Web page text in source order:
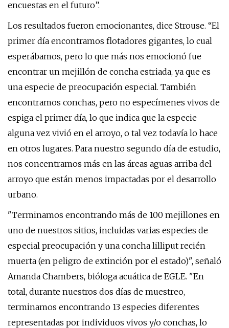
encuestas en el futuro”.
Los resultados fueron emocionantes, dice Strouse. “El
primer día encontramos flotadores gigantes, lo cual
esperábamos, pero lo que más nos emocionó fue
encontrar un mejillón de concha estriada, ya que es
una especie de preocupación especial. También
encontramos conchas, pero no especímenes vivos de
espiga el primer día, lo que indica que la especie
alguna vez vivió en el arroyo, o tal vez todavía lo hace
en otros lugares. Para nuestro segundo día de estudio,
nos concentramos más en las áreas aguas arriba del
arroyo que están menos impactadas por el desarrollo
urbano.
"Terminamos encontrando más de 100 mejillones en
uno de nuestros sitios, incluidas varias especies de
especial preocupación y una concha lilliput recién
muerta (en peligro de extinción por el estado)", señaló
Amanda Chambers, bióloga acuática de EGLE. "En
total, durante nuestros dos días de muestreo,
terminamos encontrando 13 especies diferentes
representadas por individuos vivos y/o conchas, lo